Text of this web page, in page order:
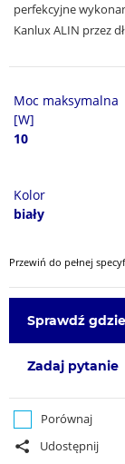
perfekcyjne
Kanlux ALIN przez
Moc maksymalna
[W]
10
Kolor
biały
Przewiń do pełnej
Sprawdź
Zadaj pytanie
Porównaj
Udostępnij